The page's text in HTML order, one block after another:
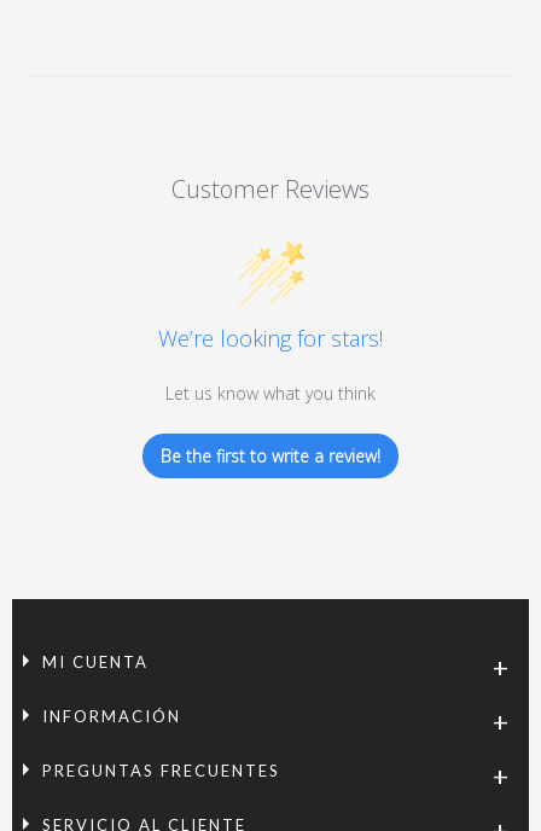
Customer Reviews
We’re looking for stars!
Let us know what you think
Be the first to write a review!
MI CUENTA
INFORMACIÓN
PREGUNTAS FRECUENTES
SERVICIO AL CLIENTE